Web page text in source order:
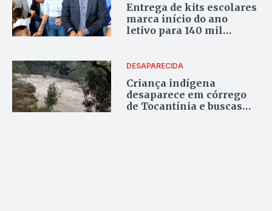
Entrega de kits escolares
marca início do ano
letivo para 140 mil
DESAPARECIDA
Criança indígena
desaparece em córrego
de Tocantínia e buscas